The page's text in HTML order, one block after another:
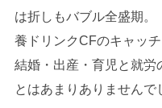
は折しもバブル全盛期。
養ドリンクCFのキャッ
結婚・出産・育児と就労
とはあまりありませんで